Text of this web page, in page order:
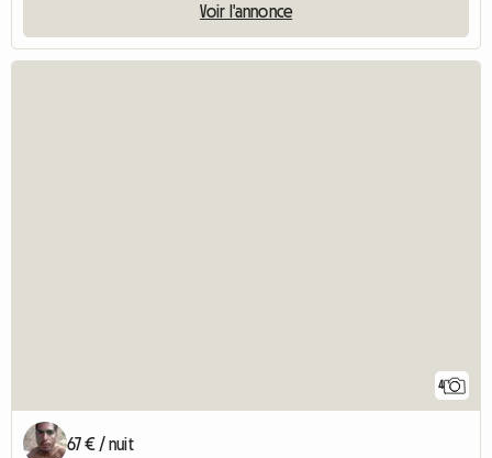
Voir l'annonce
4
67 € / nuit